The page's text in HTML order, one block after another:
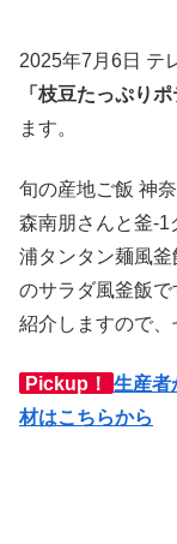
2025年7月6日 テ
「枝豆たっぷり
ます。
旬の産地ご飯 神
森南朋さんと釜-1
浦タンタン麺風
のサラダ風釜飯
紹介しますので、
Pickup！
生産者
材はこちらから